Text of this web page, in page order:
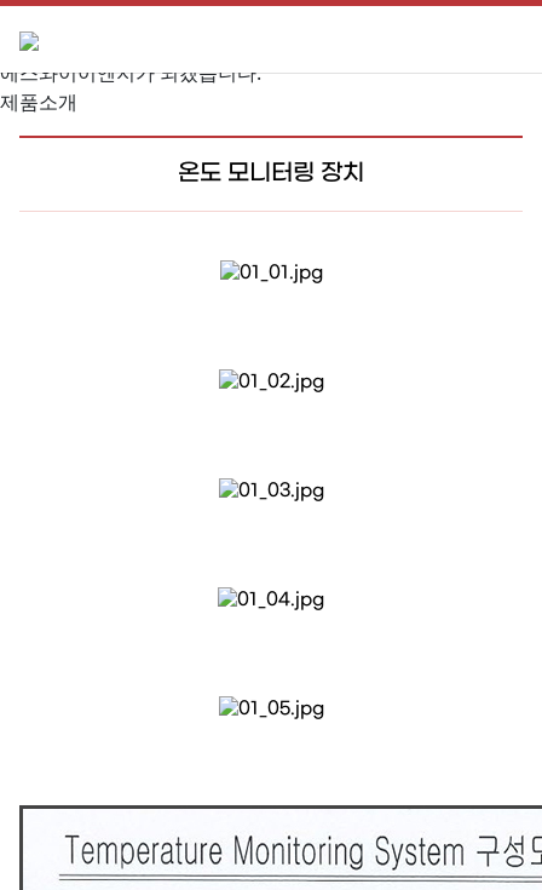
SY-ENG
최고의 품질로 세계를 선도하는
에스와이이엔지가 되겠습니다.
제품소개
온도 모니터링 장치